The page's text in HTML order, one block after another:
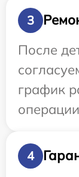
3
После
график
4